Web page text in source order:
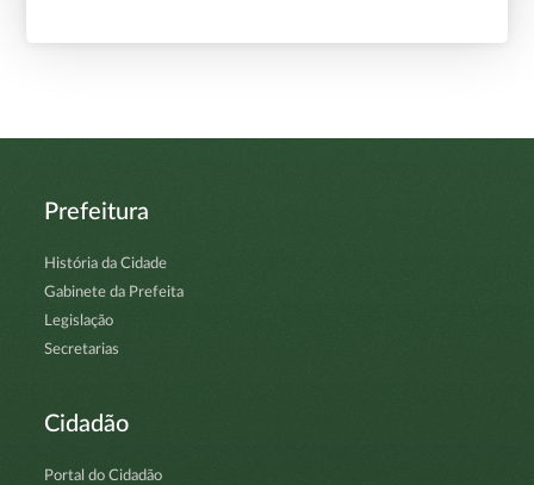
Prefeitura
História da Cidade
Gabinete da Prefeita
Legislação
Secretarias
Cidadão
Portal do Cidadão